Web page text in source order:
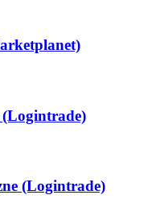
(Logintrade)
(Logintrade)